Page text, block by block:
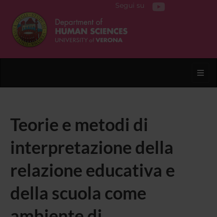
Segui su
Teorie e metodi di
interpretazione della
relazione educativa e
della scuola come